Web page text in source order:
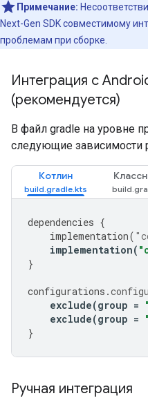
Примечание:
Next-Gen SDKсовместимому
проблемам при сборке.
Интеграция с
(рекомендуется)
В файл gradle на уровне
следующие зависимости
Котлин
dependencies {
implementation(
implementation(
}
configurations .
exclude(group =
exclude(group =
}
Ручная интеграция